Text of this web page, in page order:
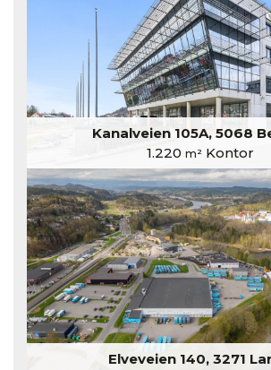
Kanalveien 105A, 5068
1.220 m² Kontor
Elveveien 140, 3271